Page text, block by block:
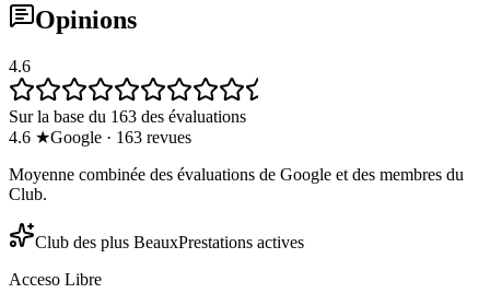
Opinions
4.6
Sur la base du 163 des évaluations
4.6 ★Google · 163 revues
Moyenne combinée des évaluations de Google et des membres du
Club.
Club des plus BeauxPrestations actives
Acceso Libre